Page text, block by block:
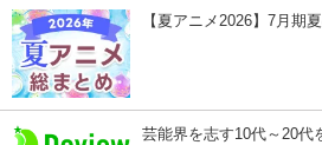
【夏アニメ2026】7月期
芸能界を志す10代～20代